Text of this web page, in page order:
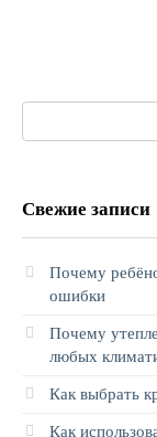
Свежие записи
Почему
ошибки
Почему
любых
Как выбрать
Как